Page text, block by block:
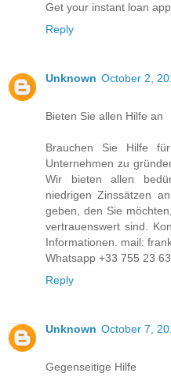
Get your instant loan
Reply
Unknown October 2,
Bieten Sie allen Hilfe an
Brauchen Sie Hilfe
Unternehmen zu
Wir bieten allen
niedrigen Zinssätzen
geben, den Sie
vertrauenswert sind.
Informationen. mail:
Whatsapp +33 755 23
Reply
Unknown October 7,
Gegenseitige Hilfe